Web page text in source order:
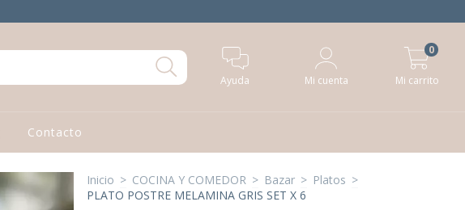
Ayuda Mi cuenta Mi carrito
0
Contacto
Inicio > COCINA Y COMEDOR > Bazar > Platos >
PLATO POSTRE MELAMINA GRIS SET X 6